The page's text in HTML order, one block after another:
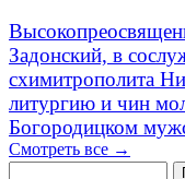
Задонский, в
схимитрополита
литургию и чин
Богородицком
Смотреть все →
Поиск